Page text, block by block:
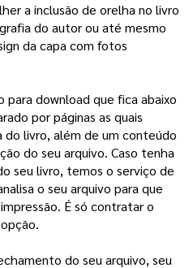
a inclusão de orelha no livro
do autor ou até mesmo
da capa com fotos
para download que fica abaixo
por páginas as quais
do livro, além de um conteúdo
do seu arquivo. Caso tenha
seu livro, temos o serviço de
o seu arquivo para que
É só contratar o